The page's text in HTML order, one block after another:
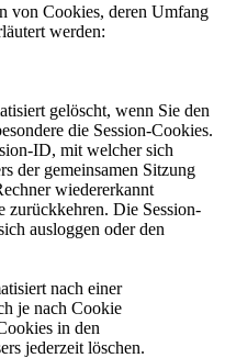
von Cookies, deren Umfang
werden:
gelöscht, wenn Sie den
die Session-Cookies.
ID, mit welcher sich
der gemeinsamen Sitzung
wiedererkannt
zurückkehren. Die Session-
ausloggen oder den
nach einer
je nach Cookie
in den
jederzeit löschen.